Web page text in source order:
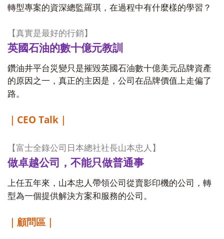
轉型專案的資深總監羅琪，在過程中有什麼樣的學習？
【真實是最好的行銷】
英國石油的數十億元教訓
鑽油井平台災變只是摧毀英國石油數十億美元品牌資產
的原因之一，真正的主因是，公司在品牌價值上走偏了
路。
CEO Talk
【富士全錄公司日本總社社長山本忠人】
做卓越公司，不能只做普通事
上任五年來，山本忠人帶領公司從賣影印機的公司，轉
型為一個提供解決方案和服務的公司。
｜顧問區｜